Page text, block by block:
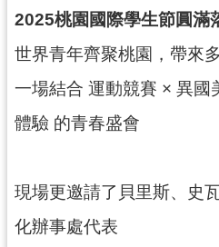
介
關
連
結
府
資
訊
2025桃園國際學生節圓滿
世界青年齊聚桃園，帶來
一場結合 運動競賽 × 異國
體驗 的青春盛會
現場更邀請了貝里斯、史
化辦事處代表